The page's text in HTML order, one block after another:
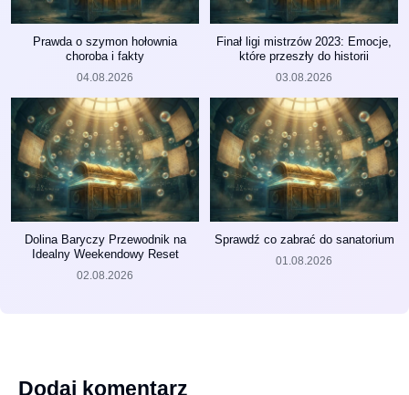
Prawda o szymon hołownia
choroba i fakty
04.08.2026
Finał ligi mistrzów 2023: Emocje,
które przeszły do historii
03.08.2026
Dolina Baryczy Przewodnik na
Idealny Weekendowy Reset
02.08.2026
Sprawdź co zabrać do sanatorium
01.08.2026
Dodaj komentarz